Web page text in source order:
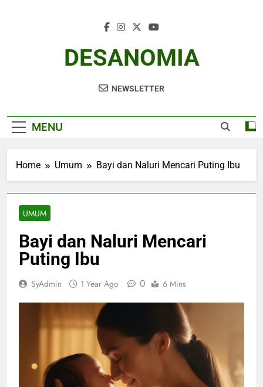
DESANOMIA
NEWSLETTER
MENU
Home Umum Bayi dan Naluri Mencari Puting Ibu
UMUM
Bayi dan Naluri Mencari
Puting Ibu
SyAdmin 1 Year Ago 0 6 Mins